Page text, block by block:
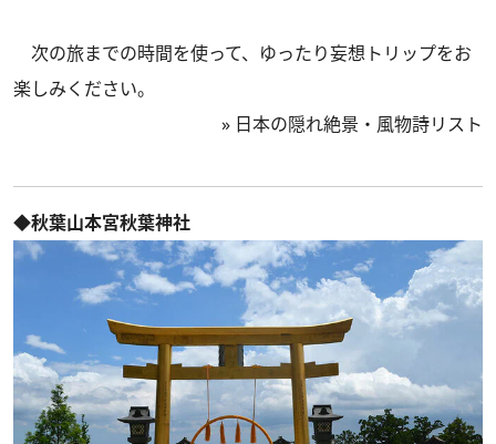
次の旅までの時間を使って、ゆったり妄想トリップをお
楽しみください。
» 日本の隠れ絶景・風物詩リスト
◆秋葉山本宮秋葉神社